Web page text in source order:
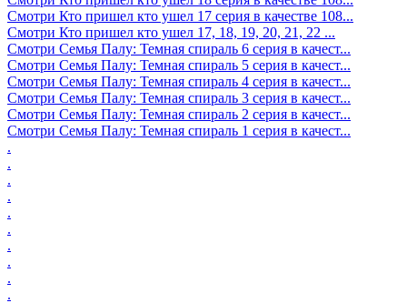
Смотри Кто пришел кто ушел 17 серия в качестве 108...
Смотри Кто пришел кто ушел 17, 18, 19, 20, 21, 22 ...
Смотри Семья Палу: Темная спираль 6 серия в качест...
Смотри Семья Палу: Темная спираль 5 серия в качест...
Смотри Семья Палу: Темная спираль 4 серия в качест...
Смотри Семья Палу: Темная спираль 3 серия в качест...
Смотри Семья Палу: Темная спираль 2 серия в качест...
Смотри Семья Палу: Темная спираль 1 серия в качест...
.
.
.
.
.
.
.
.
.
.